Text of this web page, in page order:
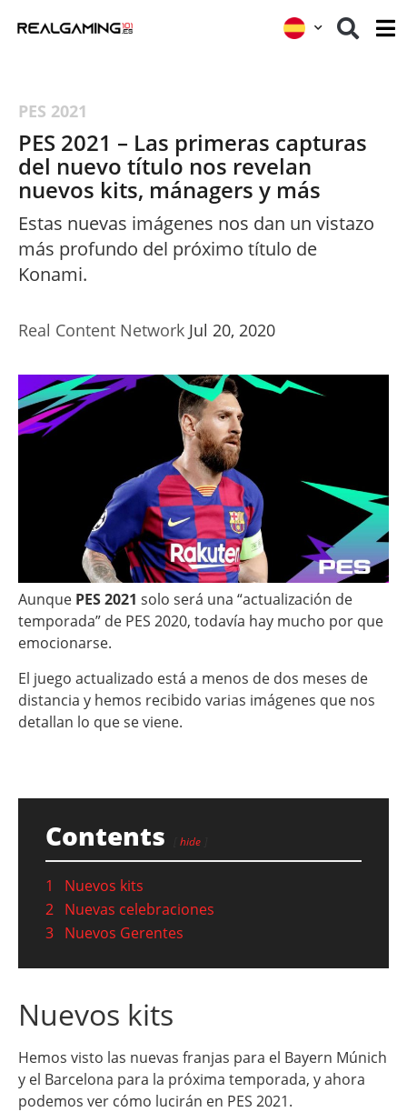
PES 2021
PES 2021 – Las primeras capturas
del nuevo título nos revelan
nuevos kits, mánagers y más
Estas nuevas imágenes nos dan un vistazo
más profundo del próximo título de
Konami.
Real Content Network Jul 20, 2020
Aunque PES 2021 solo será una “actualización de
temporada” de PES 2020, todavía hay mucho por que
emocionarse.
El juego actualizado está a menos de dos meses de
distancia y hemos recibido varias imágenes que nos
detallan lo que se viene.
Contents hide
1
Nuevos kits
2 Nuevas celebraciones
3 Nuevos Gerentes
Nuevos kits
Hemos visto las nuevas franjas para el Bayern Múnich
y el Barcelona para la próxima temporada, y ahora
podemos ver cómo lucirán en PES 2021.